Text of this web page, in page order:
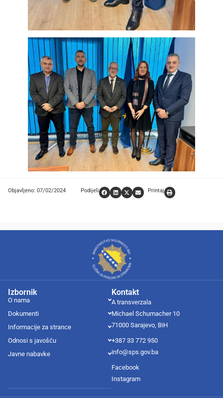
Objavljeno: 07/02/2024 Podijeli Printaj
Kontakt
A transverzala
Michael Schumacher 10
71000 Sarajevo, BiH
+387 33 772 950
info@sps.gov.ba
Facebook
Instagram
Izbornik
O nama
Dokumenti
Informacije za strance
Odnosi s javošću
Javne nabavke